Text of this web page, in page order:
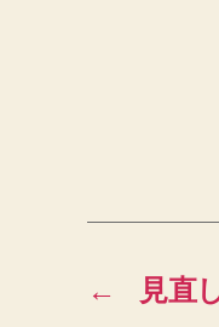
← 見直